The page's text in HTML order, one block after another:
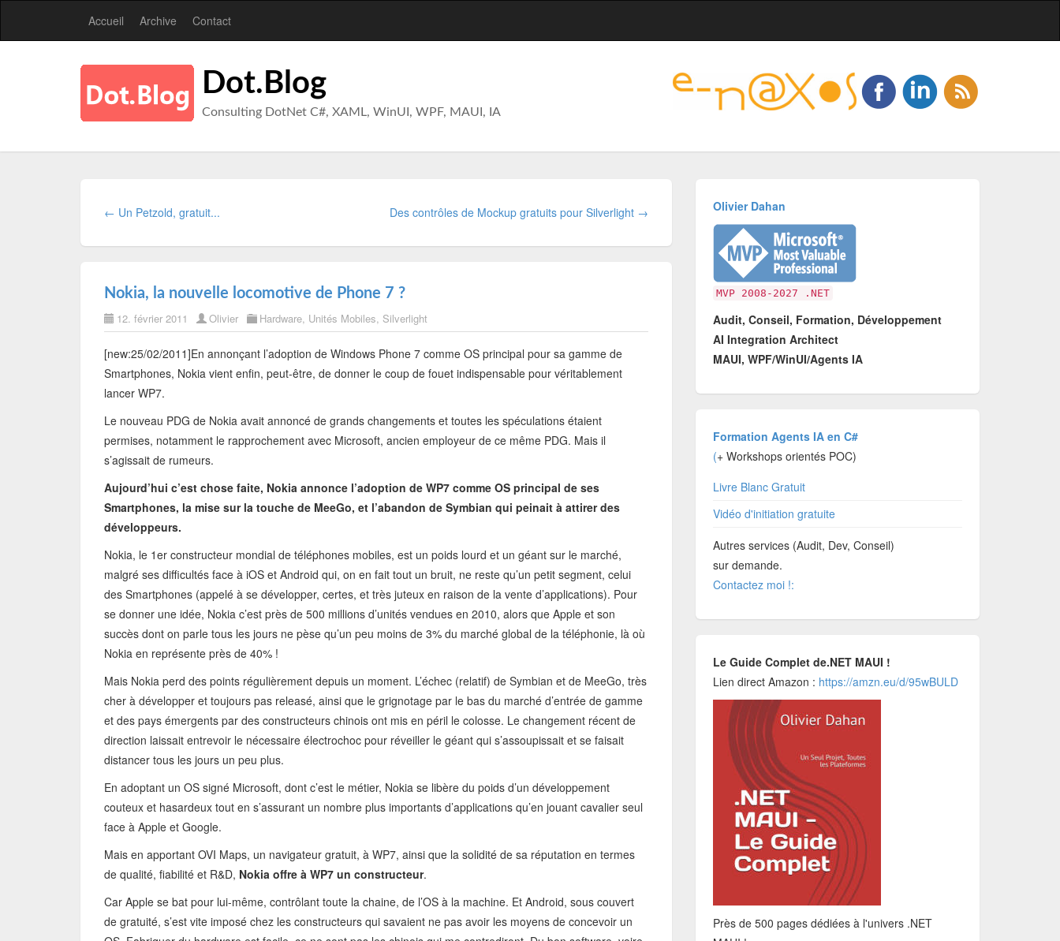
Accueil Archive Contact
Dot.Blog
Consulting DotNet C#, XAML, WinUI, WPF, MAUI, IA
← Un Petzold, gratuit... Des contrôles de Mockup gratuits pour Silverlight →
Nokia, la nouvelle locomotive de Phone 7 ?
12. février 2011 Olivier Hardware, Unités Mobiles, Silverlight
[new:25/02/2011]En annonçant l’adoption de Windows Phone 7 comme OS principal pour sa gamme de
Smartphones, Nokia vient enfin, peut-être, de donner le coup de fouet indispensable pour véritablement
lancer WP7.
Le nouveau PDG de Nokia avait annoncé de grands changements et toutes les spéculations étaient
permises, notamment le rapprochement avec Microsoft, ancien employeur de ce même PDG. Mais il
s’agissait de rumeurs.
Aujourd’hui c’est chose faite, Nokia annonce l’adoption de WP7 comme OS principal de ses
Smartphones, la mise sur la touche de MeeGo, et l’abandon de Symbian qui peinait à attirer des
développeurs.
Nokia, le 1er constructeur mondial de téléphones mobiles, est un poids lourd et un géant sur le marché,
malgré ses difficultés face à iOS et Android qui, on en fait tout un bruit, ne reste qu’un petit segment, celui
des Smartphones (appelé à se développer, certes, et très juteux en raison de la vente d’applications). Pour
se donner une idée, Nokia c’est près de 500 millions d’unités vendues en 2010, alors que Apple et son
succès dont on parle tous les jours ne pèse qu’un peu moins de 3% du marché global de la téléphonie, là où
Nokia en représente près de 40% !
Mais Nokia perd des points régulièrement depuis un moment. L’échec (relatif) de Symbian et de MeeGo, très
cher à développer et toujours pas releasé, ainsi que le grignotage par le bas du marché d’entrée de gamme
et des pays émergents par des constructeurs chinois ont mis en péril le colosse. Le changement récent de
direction laissait entrevoir le nécessaire électrochoc pour réveiller le géant qui s’assoupissait et se faisait
distancer tous les jours un peu plus.
En adoptant un OS signé Microsoft, dont c’est le métier, Nokia se libère du poids d’un développement
couteux et hasardeux tout en s’assurant un nombre plus importants d’applications qu’en jouant cavalier seul
face à Apple et Google.
Mais en apportant OVI Maps, un navigateur gratuit, à WP7, ainsi que la solidité de sa réputation en termes
de qualité, fiabilité et R&D, Nokia offre à WP7 un constructeur.
Car Apple se bat pour lui-même, contrôlant toute la chaine, de l’OS à la machine. Et Android, sous couvert
de gratuité, s’est vite imposé chez les constructeurs qui savaient ne pas avoir les moyens de concevoir un
Olivier Dahan
MVP 2008-2027 .NET
Audit, Conseil, Formation, Développement
AI Integration Architect
MAUI, WPF/WinUI/Agents IA
Formation Agents IA en C#
(+ Workshops orientés POC)
Livre Blanc Gratuit
Vidéo d'initiation gratuite
Autres services (Audit, Dev, Conseil)
sur demande.
Contactez moi !:
Le Guide Complet de.NET MAUI !
Lien direct Amazon : https://amzn.eu/d/95wBULD
Près de 500 pages dédiées à l'univers .NET